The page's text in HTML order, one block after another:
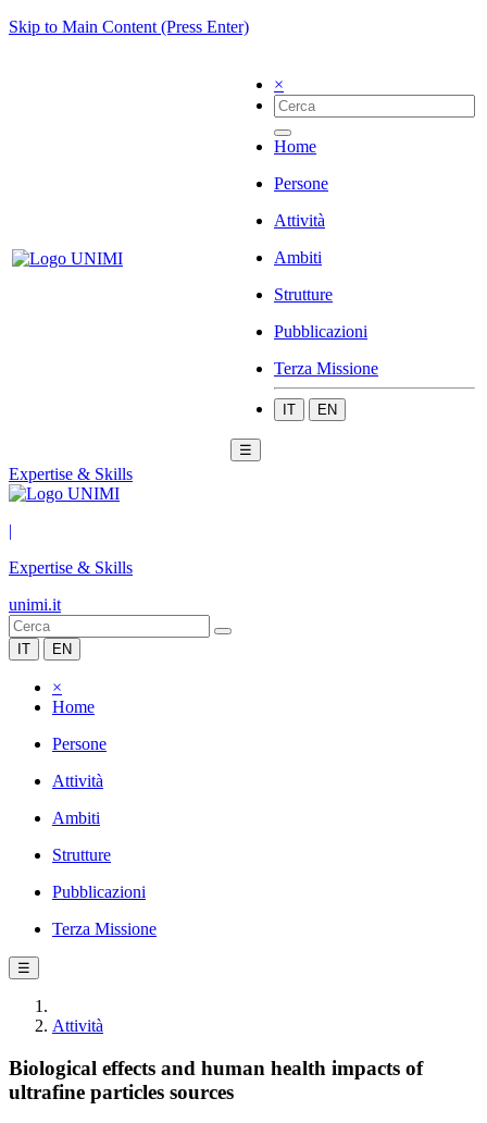
Skip to Main Content (Press Enter)
×
Home
Persone
Attività
Ambiti
Strutture
Pubblicazioni
Terza Missione
IT EN
☰
Expertise & Skills
|
Expertise & Skills
unimi.it
IT EN
×
Home
Persone
Attività
Ambiti
Strutture
Pubblicazioni
Terza Missione
☰
Attività
Biological effects and human health impacts of
ultrafine particles sources